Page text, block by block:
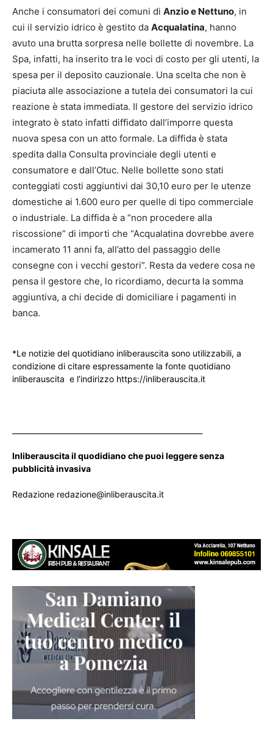
Anche i consumatori dei comuni di Anzio e Nettuno, in
cui il servizio idrico è gestito da Acqualatina, hanno
avuto una brutta sorpresa nelle bollette di novembre. La
Spa, infatti, ha inserito tra le voci di costo per gli utenti, la
spesa per il deposito cauzionale. Una scelta che non è
piaciuta alle associazione a tutela dei consumatori la cui
reazione è stata immediata. Il gestore del servizio idrico
integrato è stato infatti diffidato dall’imporre questa
nuova spesa con un atto formale. La diffida è stata
spedita dalla Consulta provinciale degli utenti e
consumatore e dall’Otuc. Nelle bollette sono stati
conteggiati costi aggiuntivi dai 30,10 euro per le utenze
domestiche ai 1.600 euro per quelle di tipo commerciale
o industriale. La diffida è a “non procedere alla
riscossione” di importi che “Acqualatina dovrebbe avere
incamerato 11 anni fa, all’atto del passaggio delle
consegne con i vecchi gestori”. Resta da vedere cosa ne
pensa il gestore che, lo ricordiamo, decurta la somma
aggiuntiva, a chi decide di domiciliare i pagamenti in
banca.
*Le notizie del quotidiano inliberauscita sono utilizzabili, a
condizione di citare espressamente la fonte quotidiano
inliberauscita e l’indirizzo https://inliberauscita.it
Inliberauscita il quodidiano che puoi leggere senza
pubblicità invasiva
Redazione redazione@inliberauscita.it